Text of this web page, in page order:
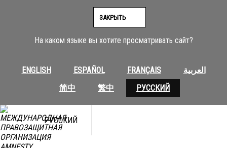
На каком языке вы хотите просматривать сайт?
ENGLISH ESPAÑOL FRANÇAIS
العربية
简中
繁中 РУССКИЙ
ЗАКРЫТЬ
РУССКИЙ